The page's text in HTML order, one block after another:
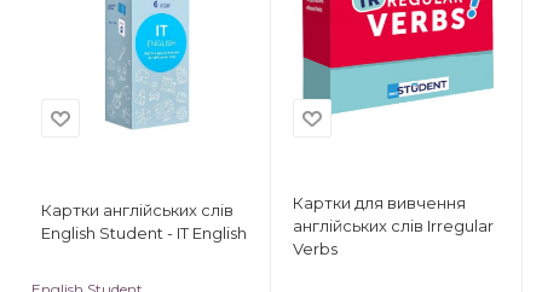
Картки англійських слів
English Student - IT English
Картки для вивчення
англійських слів Irregular
Verbs